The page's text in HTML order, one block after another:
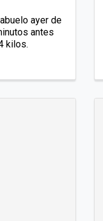
ayer de
antes
kilos.